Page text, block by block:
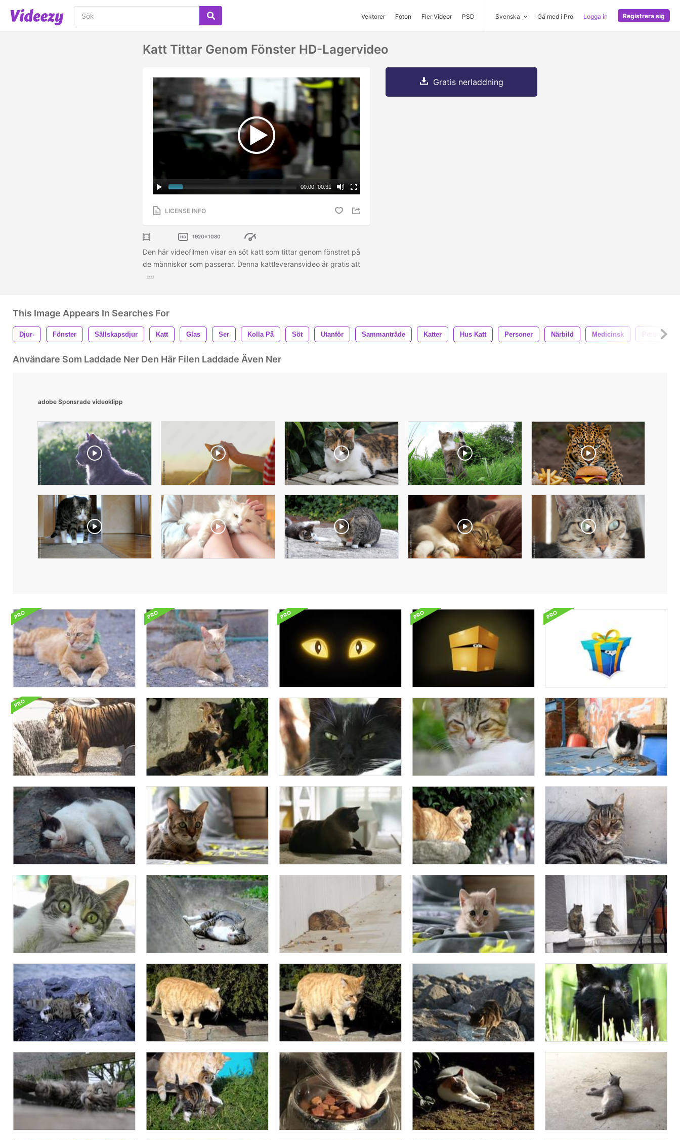
Vektorer Foton Fler Videor PSD Svenska Gå med i Pro Logga in Registrera sig
Katt Tittar Genom Fönster HD-Lagervideo
00:00 | 00:31
LICENSE INFO
1920x1080
Den här videofilmen visar en söt katt som tittar genom fönstret på
de människor som passerar. Denna kattleveransvideo är gratis att
Gratis nerladdning
This Image Appears In Searches For
Djur- Fönster Sällskapsdjur Katt Glas Ser Kolla På Söt Utanför Sammanträde Katter Hus Katt Personer Närbild Medicinsk Person
Användare Som Laddade Ner Den Här Filen Laddade Även Ner
adobe Sponsrade videoklipp